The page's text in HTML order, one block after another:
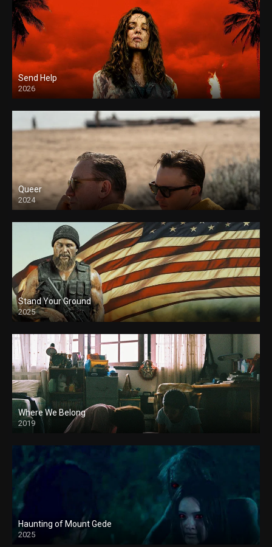
Send Help
2026
Queer
2024
Stand Your Ground
2025
Where We Belong
2019
Haunting of Mount Gede
2025